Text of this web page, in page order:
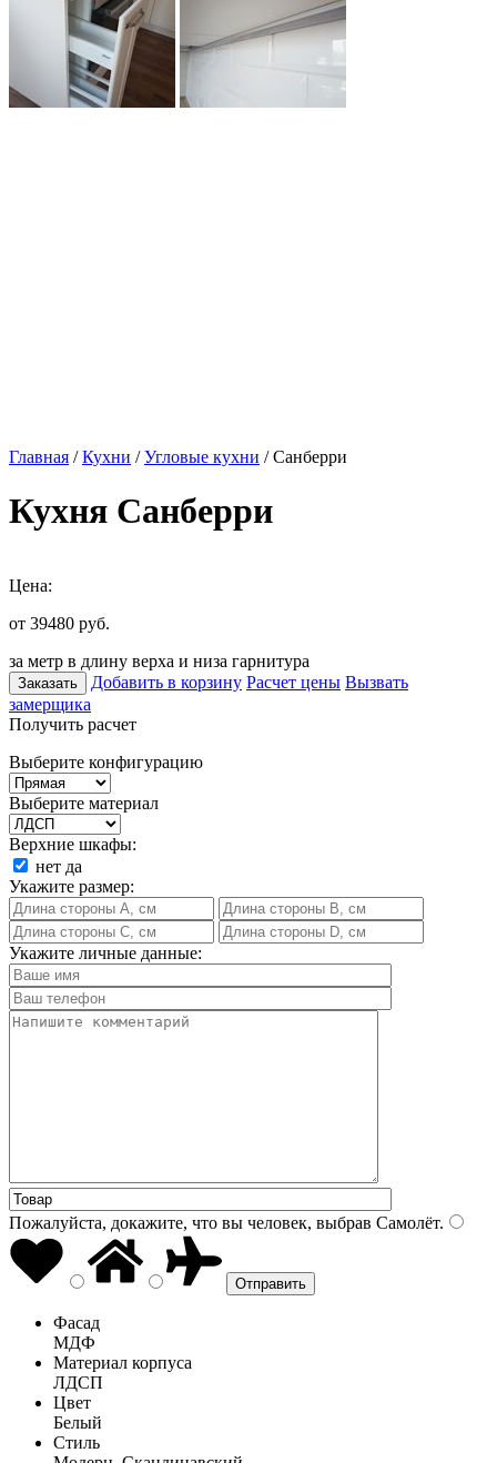
Главная /Кухни /Угловые кухни / Санберри
Кухня Санберри
Цена:
от 39480 руб.
за метр в длину верха и низа гарнитура
Заказать Добавить в корзину Расчет цены Вызвать
замерщика
Получить расчет
Выберите конфигурацию
Выберите материал
Верхние шкафы:
нет да
Укажите размер:
Укажите личные данные:
Пожалуйста, докажите, что вы человек, выбрав Самолёт.
Фасад
МДФ
Материал корпуса
ЛДСП
Цвет
Белый
Стиль